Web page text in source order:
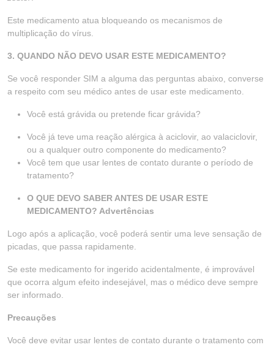
Este medicamento atua bloqueando os mecanismos de
multiplicação do vírus.
3. QUANDO NÃO DEVO USAR ESTE MEDICAMENTO?
Se você responder SIM a alguma das perguntas abaixo, converse
a respeito com seu médico antes de usar este medicamento.
Você está grávida ou pretende ficar grávida?
Você já teve uma reação alérgica à aciclovir, ao valaciclovir,
ou a qualquer outro componente do medicamento?
Você tem que usar lentes de contato durante o período de
tratamento?
O QUE DEVO SABER ANTES DE USAR ESTE
MEDICAMENTO? Advertências
Logo após a aplicação, você poderá sentir uma leve sensação de
picadas, que passa rapidamente.
Se este medicamento for ingerido acidentalmente, é improvável
que ocorra algum efeito indesejável, mas o médico deve sempre
ser informado.
Precauções
Você deve evitar usar lentes de contato durante o tratamento com